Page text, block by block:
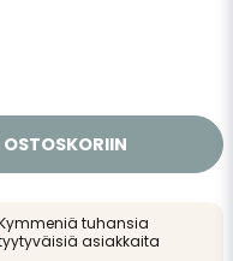
OSTOSKORIIN
tuhansia
asiakkaita